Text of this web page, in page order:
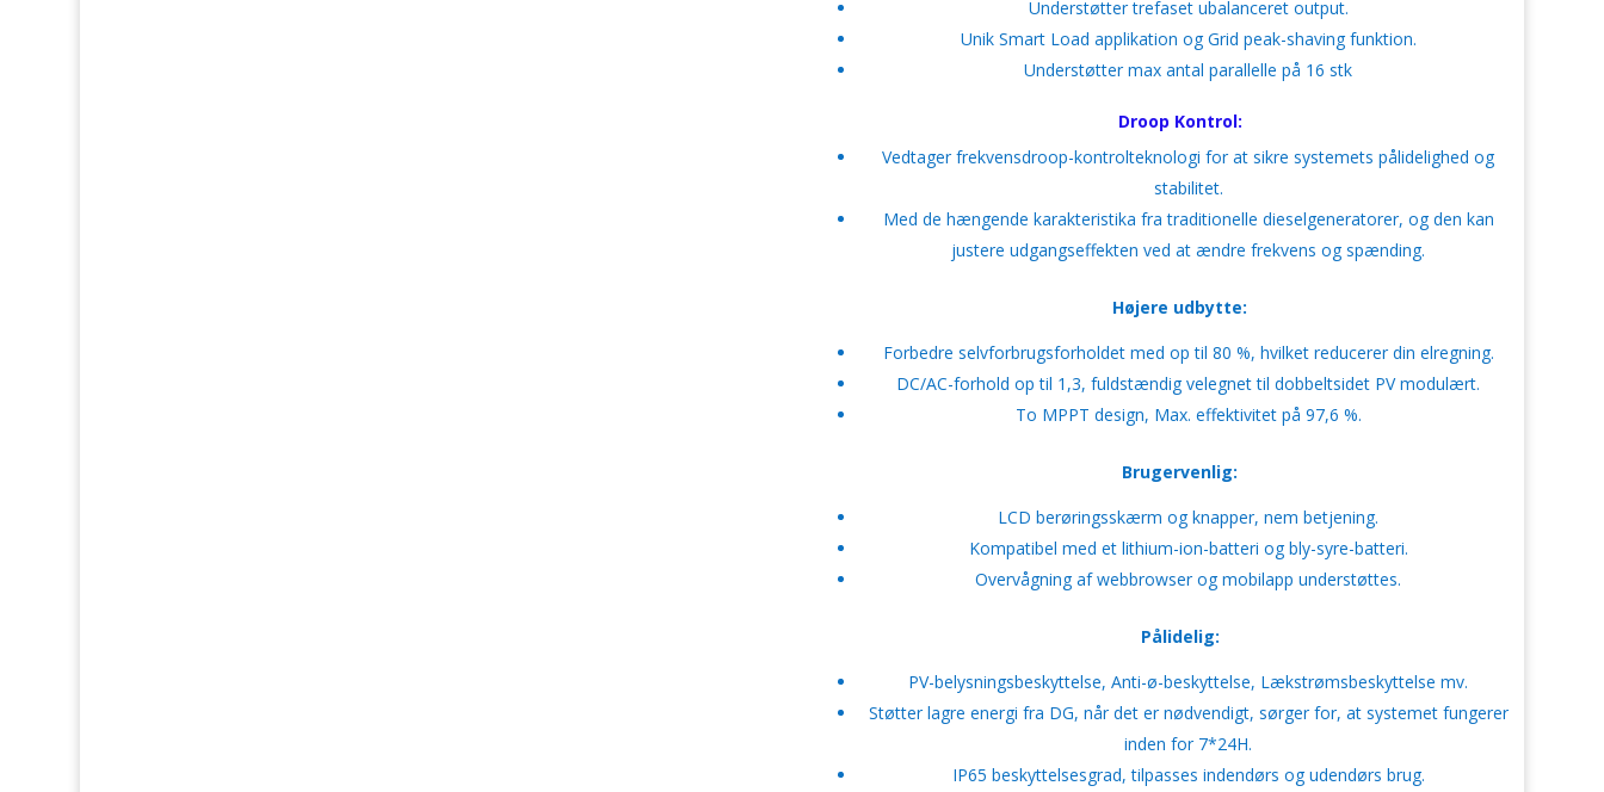
Understøtter trefaset ubalanceret output.
Unik Smart Load applikation og Grid peak-shaving funktion.
Understøtter max antal parallelle på 16 stk
Droop Kontrol:
Vedtager frekvensdroop-kontrolteknologi for at sikre systemets pålidelighed og
stabilitet.
Med de hængende karakteristika fra traditionelle dieselgeneratorer, og den kan
justere udgangseffekten ved at ændre frekvens og spænding.
Højere udbytte:
Forbedre selvforbrugsforholdet med op til 80 %, hvilket reducerer din elregning.
DC/AC-forhold op til 1,3, fuldstændig velegnet til dobbeltsidet PV modulært.
To MPPT design, Max. effektivitet på 97,6 %.
Brugervenlig:
LCD berøringsskærm og knapper, nem betjening.
Kompatibel med et lithium-ion-batteri og bly-syre-batteri.
Overvågning af webbrowser og mobilapp understøttes.
Pålidelig:
PV-belysningsbeskyttelse, Anti-ø-beskyttelse, Lækstrømsbeskyttelse mv.
Støtter lagre energi fra DG, når det er nødvendigt, sørger for, at systemet fungerer
inden for 7*24H.
IP65 beskyttelsesgrad, tilpasses indendørs og udendørs brug.